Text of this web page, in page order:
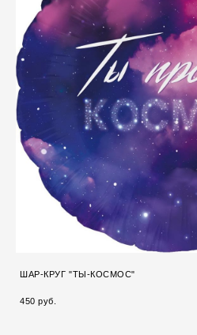
ШАР-КРУГ "ТЫ-КОСМОС"
450 pуб.